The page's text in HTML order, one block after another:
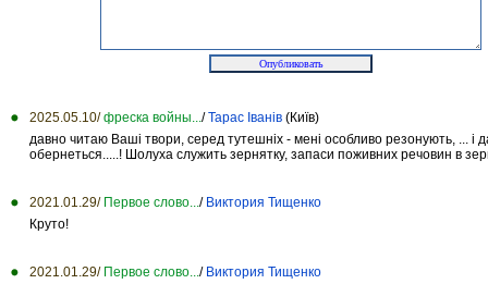
2025.05.10/ фреска войны.../Тарас Іванів (Київ)
давно читаю Ваші твори, серед тутешніх - мені особливо резонують, ...
обернеться.....! Шолуха служить зернятку, запаси поживних речовин в
2021.01.29/ Первое слово.../ Виктория Тищенко
Круто!
2021.01.29/ Первое слово.../ Виктория Тищенко